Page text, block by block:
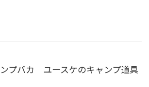
ンプバカ ユースケのキャンプ道具